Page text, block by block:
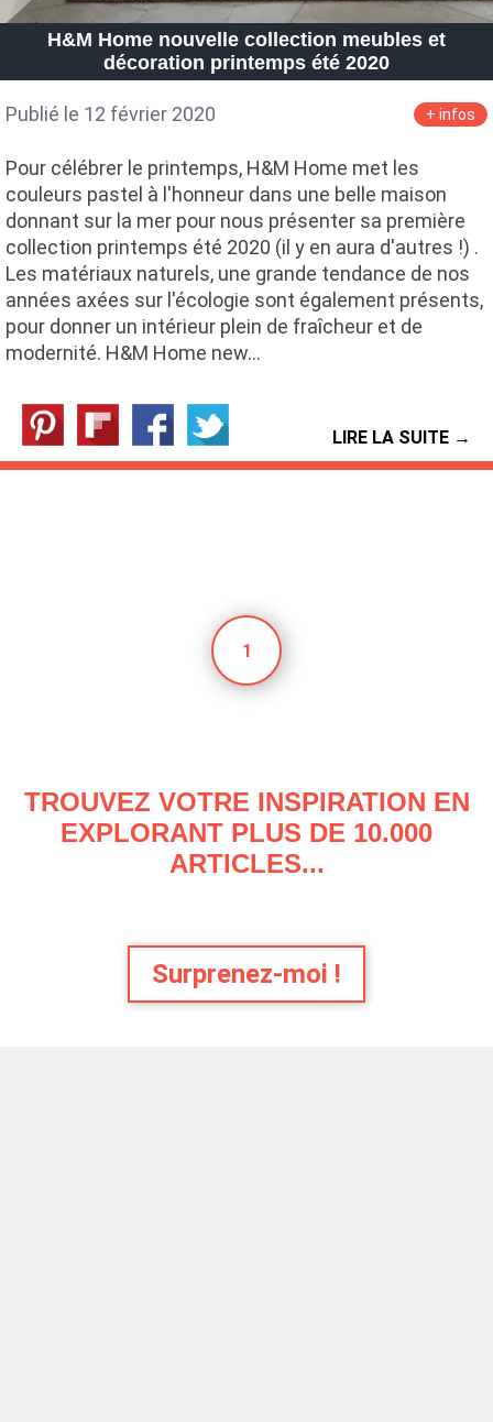
H&M Home nouvelle collection meubles et
décoration printemps été 2020
Publié le 12 février 2020 + infos
Pour célébrer le printemps, H&M Home met les
couleurs pastel à l'honneur dans une belle maison
donnant sur la mer pour nous présenter sa première
collection printemps été 2020 (il y en aura d'autres !) .
Les matériaux naturels, une grande tendance de nos
années axées sur l'écologie sont également présents,
pour donner un intérieur plein de fraîcheur et de
modernité. H&M Home new…
LIRE LA SUITE →
1
TROUVEZ VOTRE INSPIRATION EN
EXPLORANT PLUS DE 10.000
ARTICLES...
Surprenez-moi !